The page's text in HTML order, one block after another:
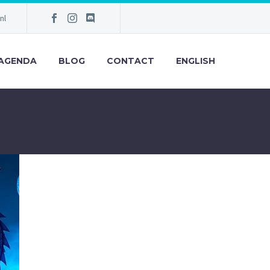
BLOG CONTACT ENGLISH